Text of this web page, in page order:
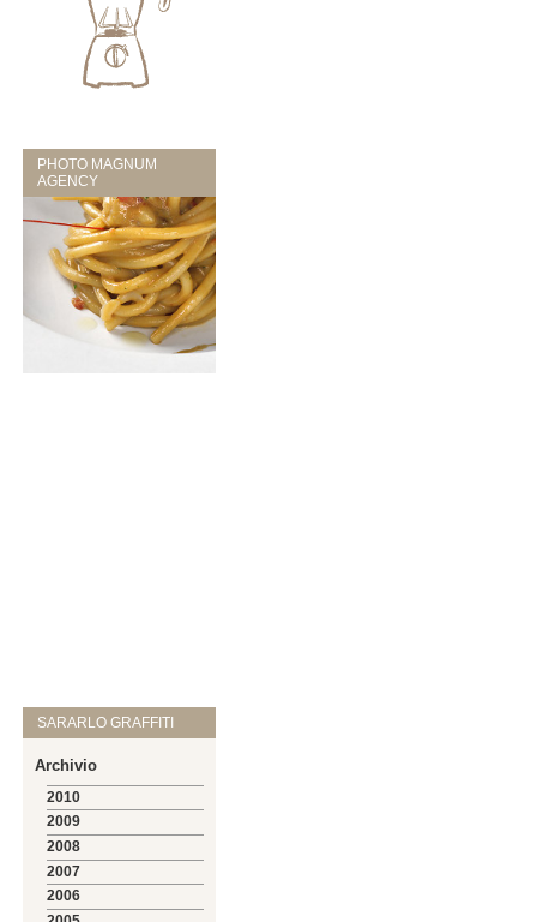
PHOTO MAGNUM
AGENCY
SARARLO GRAFFITI
Archivio
2010
2009
2008
2007
2006